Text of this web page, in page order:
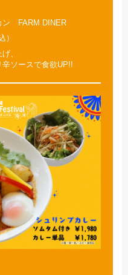
ン FARM DINER
）
、
ソースで食欲UP!!